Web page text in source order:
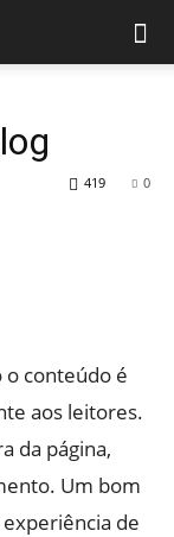
0
419
o conteúdo é
aos leitores.
da página,
Um bom
de